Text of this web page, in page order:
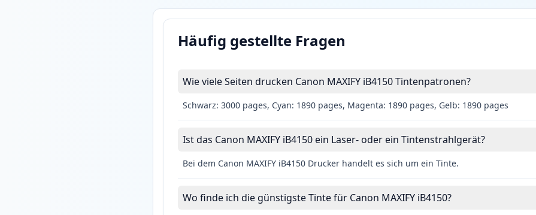
Häufig gestellte Fragen
Wie viele Seiten drucken Canon MAXIFY iB4150 Tintenpatronen?
Schwarz: 3000 pages, Cyan: 1890 pages, Magenta: 1890 pages, Gelb: 1890 pages
Ist das Canon MAXIFY iB4150 ein Laser- oder ein Tintenstrahlgerät?
Bei dem Canon MAXIFY iB4150 Drucker handelt es sich um ein Tinte.
Wo finde ich die günstigste Tinte für Canon MAXIFY iB4150?